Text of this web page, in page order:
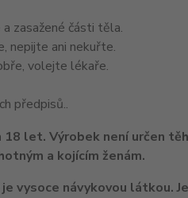
zasažené části těla.
nepijte ani nekuřte.
volejte lékaře.
předpisů..
a kojícím ženám.
vysoce návykovou látkou.